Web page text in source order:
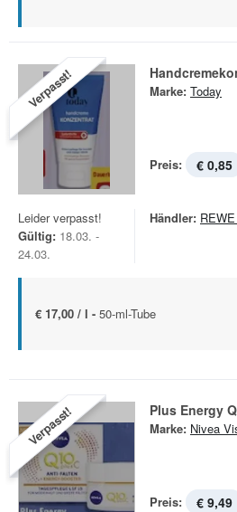
Verpasst! Marke: Today
Preis: € 0,85
Leider verpasst!
Gültig: 18.03. -
24.03.
Händler:
€ 17,00 / l - 50-ml-Tube
Verpasst! Plus Energy
Marke: Nivea
Preis: € 9,49